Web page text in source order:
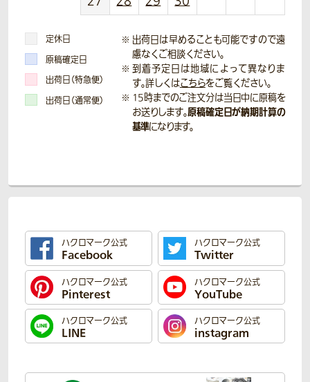
定休日
原稿確定日
出荷日（特急便）
出荷日（通常便）
出荷日は早めることも可能ですので遠
慮なくご相談ください。
到着予定日は地域によって異なりま
す。詳しくはこちらをご覧ください。
15時までのご注文分は当日中に原稿を
お送りします。原稿確定日が納期計算の
基準になります。
ハクロマーク公式
Facebook
ハクロマーク公式
Twitter
ハクロマーク公式
Pinterest
ハクロマーク公式
YouTube
ハクロマーク公式
LINE
ハクロマーク公式
instagram